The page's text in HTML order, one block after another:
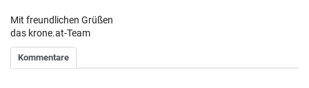
Mit freundlichen Grüßen
das krone.at-Team